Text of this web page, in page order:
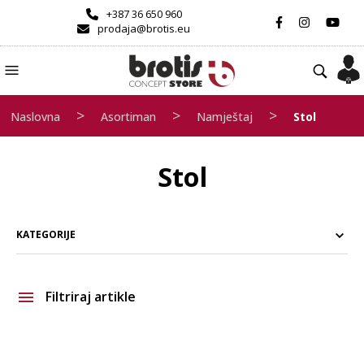
+387 36 650 960
prodaja@brotis.eu
Naslovna > Asortiman > Namještaj > Stol
Stol
KATEGORIJE
Filtriraj artikle